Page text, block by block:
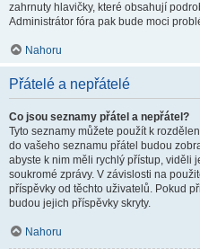
zahrnuty hlavičky, které obsahují
Administrátor fóra pak bude moci
Nahoru
Přátelé a nepřátelé
Co jsou seznamy přátel a nepřátel?
Tyto seznamy můžete použít k
do vašeho seznamu přátel budou
abyste k nim měli rychlý přístup, viděli
soukromé zprávy. V závislosti na
příspěvky od těchto uživatelů. Pokud
budou jejich příspěvky skryty.
Nahoru